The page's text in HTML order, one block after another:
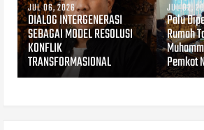
JUL 06, 2026
DIALOG INTERGENERASI
SEBAGAI MODEL RESOLUSI
KONFLIK
TRANSFORMASIONAL
JUL 02,
Palu
Rumah
Pemkot